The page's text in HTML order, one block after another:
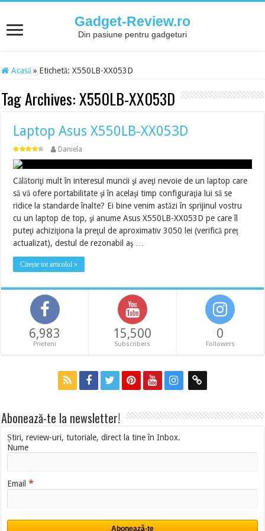
Gadget-Review.ro
Din pasiune pentru gadgeturi
Acasă » Etichetă:X550LB-XX053D
Tag Archives:X550LB-XX053D
Laptop Asus X550LB-XX053D
Daniela
Călătoriţi mult în interesul muncii şi aveţi nevoie de un laptop care
să vă ofere portabilitate şi în acelaşi timp configuraţia lui să se
ridice la standarde înalte? Ei bine venim astăzi în sprijinul vostru
cu un laptop de top, şi anume Asus X550LB-XX053D pe care îl
puteţi achiziţiona la preţul de aproximativ 3050 lei (verifică preț
actualizat), destul de rezonabil aş …
Citește tot articolul »
6,983
Prieteni
15,500
Subscribers
0
Followers
Abonează-te la newsletter!
Știri, review-uri, tutoriale, direct la tine în Inbox.
Nume
Email*